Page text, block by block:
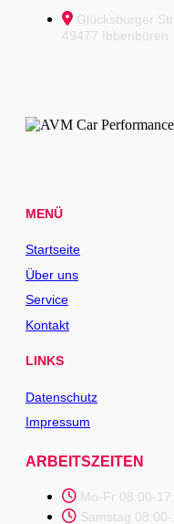
Glücksburger
49477 Ibbenbüren
MENÜ
Startseite
Über uns
Service
Kontakt
LINKS
Datenschutz
Impressum
ARBEITSZEITEN
Mo-Fr 08:00-
Samstag